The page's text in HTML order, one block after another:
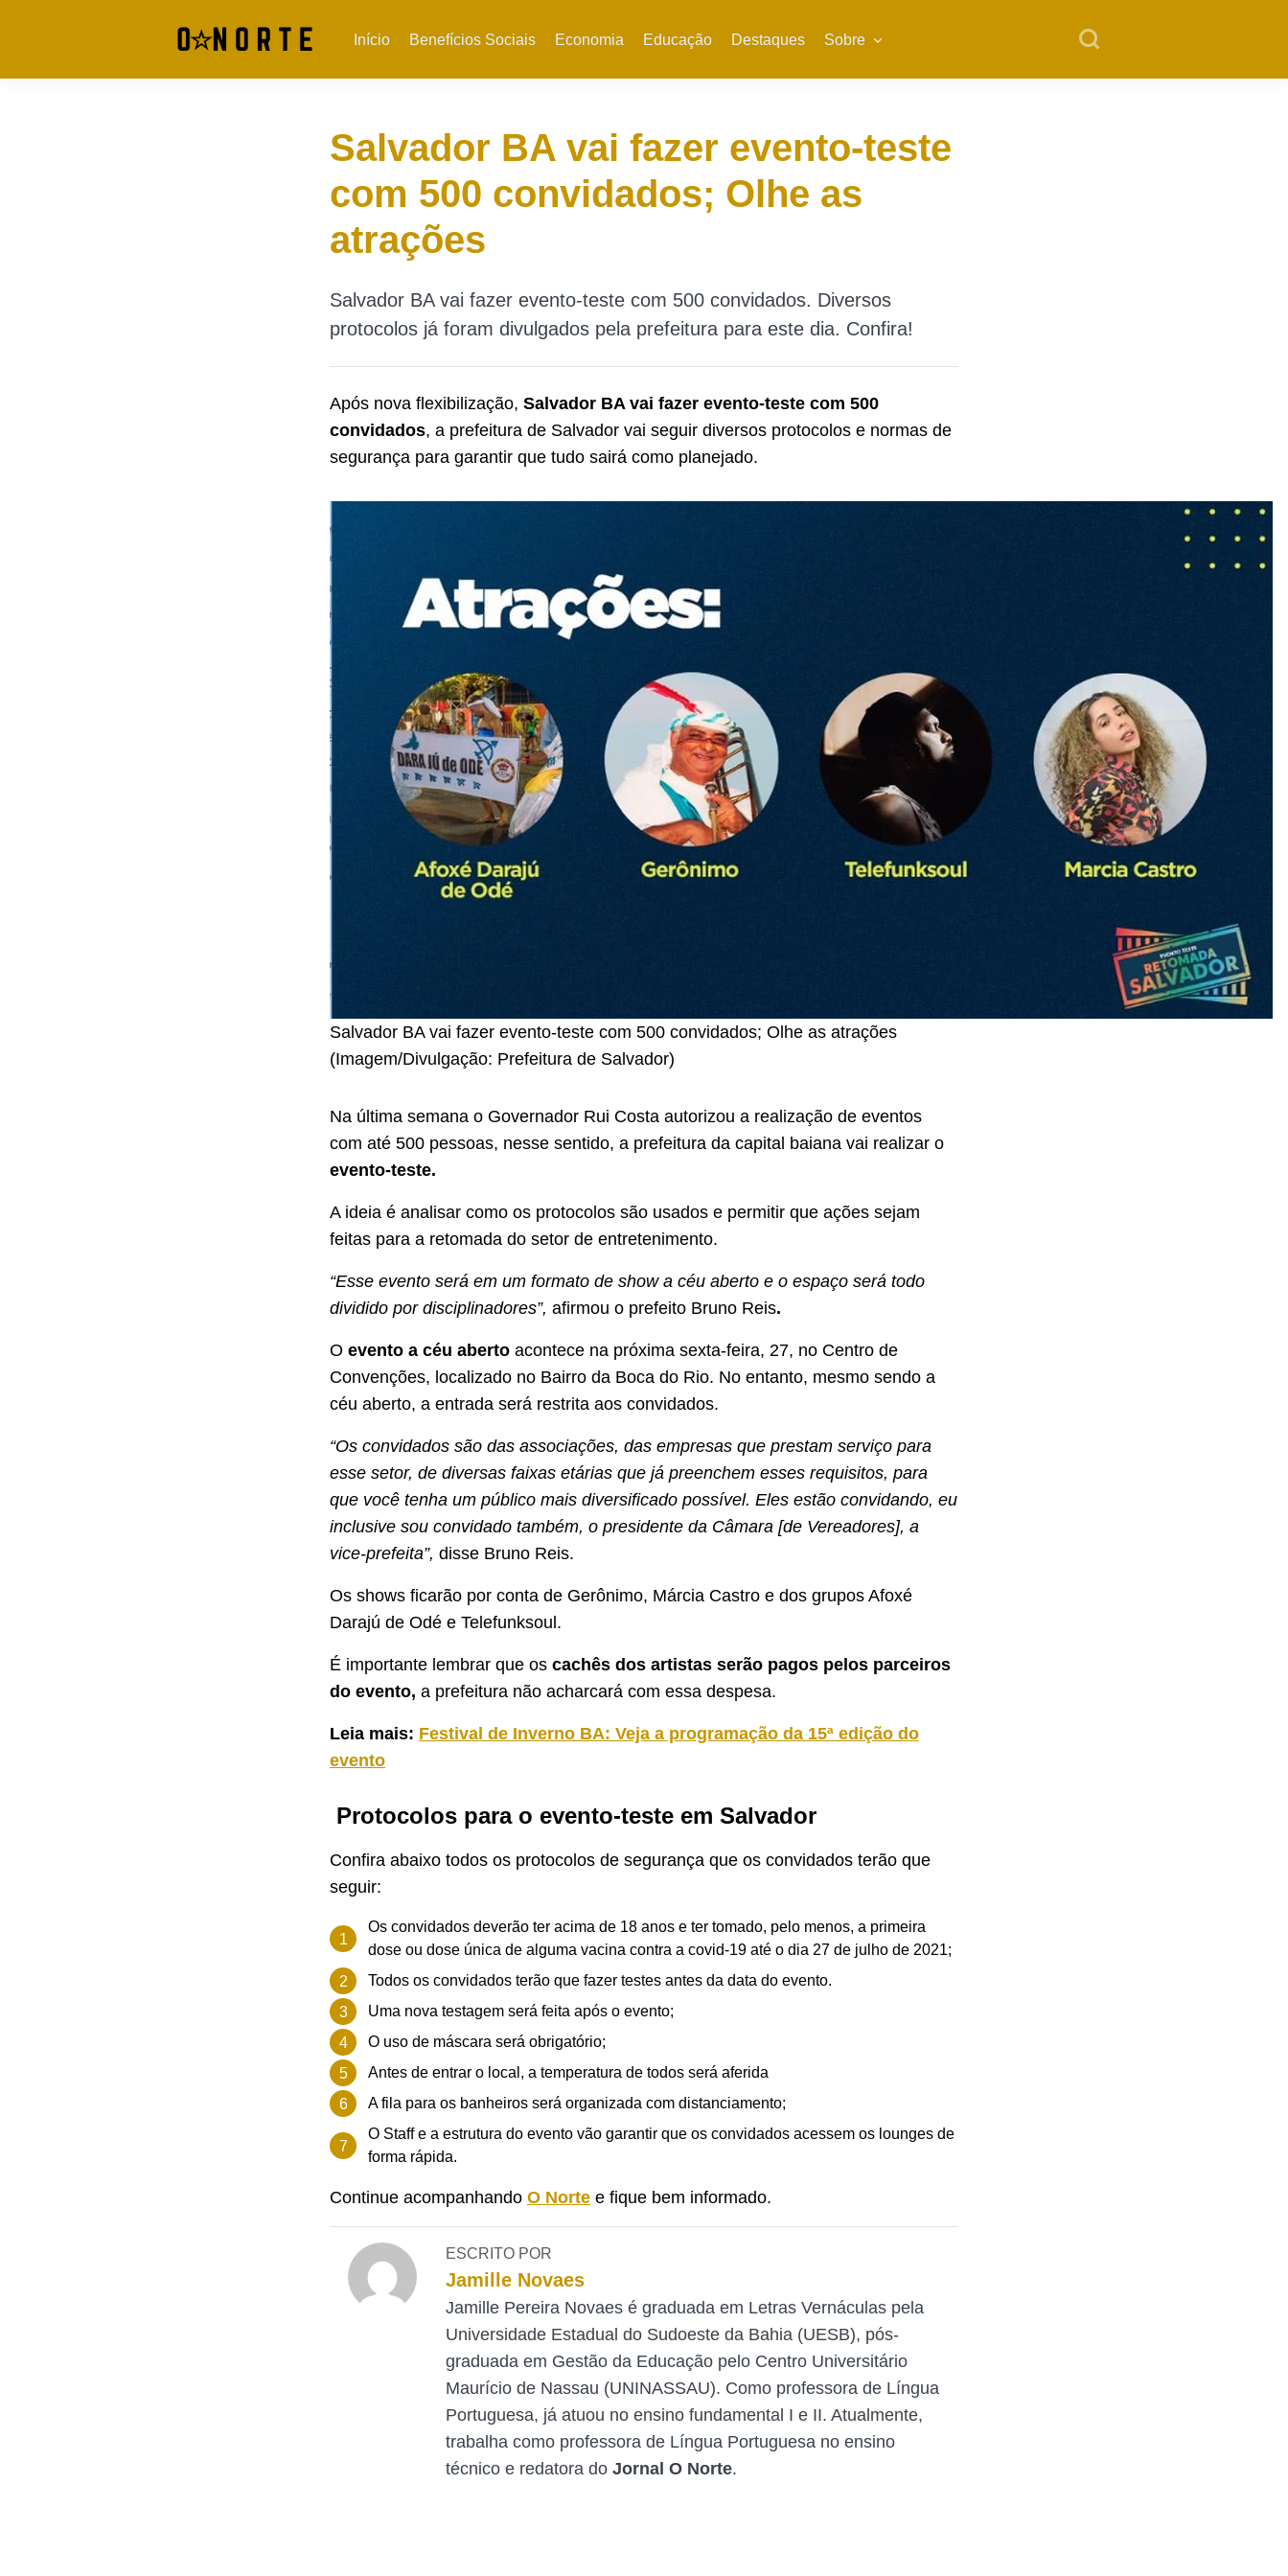
Início Benefícios Sociais Economia Educação Destaques Sobre
Salvador BA vai fazer evento-teste
com 500 convidados; Olhe as
atrações
Salvador BA vai fazer evento-teste com 500 convidados. Diversos
protocolos já foram divulgados pela prefeitura para este dia. Confira!
Após nova flexibilização, Salvador BA vai fazer evento-teste com 500
convidados, a prefeitura de Salvador vai seguir diversos protocolos e normas de
segurança para garantir que tudo sairá como planejado.
Salvador BA vai fazer evento-teste com 500 convidados; Olhe as atrações
(Imagem/Divulgação: Prefeitura de Salvador)
Na última semana o Governador Rui Costa autorizou a realização de eventos
com até 500 pessoas, nesse sentido, a prefeitura da capital baiana vai realizar o
evento-teste.
A ideia é analisar como os protocolos são usados e permitir que ações sejam
feitas para a retomada do setor de entretenimento.
“Esse evento será em um formato de show a céu aberto e o espaço será todo
dividido por disciplinadores”, afirmou o prefeito Bruno Reis.
O evento a céu aberto acontece na próxima sexta-feira, 27, no Centro de
Convenções, localizado no Bairro da Boca do Rio. No entanto, mesmo sendo a
céu aberto, a entrada será restrita aos convidados.
“Os convidados são das associações, das empresas que prestam serviço para
esse setor, de diversas faixas etárias que já preenchem esses requisitos, para
que você tenha um público mais diversificado possível. Eles estão convidando, eu
inclusive sou convidado também, o presidente da Câmara [de Vereadores], a
vice-prefeita”, disse Bruno Reis.
Os shows ficarão por conta de Gerônimo, Márcia Castro e dos grupos Afoxé
Darajú de Odé e Telefunksoul.
É importante lembrar que os cachês dos artistas serão pagos pelos parceiros
do evento, a prefeitura não acharcará com essa despesa.
Leia mais: Festival de Inverno BA: Veja a programação da 15ª edição do
evento
Protocolos para o evento-teste em Salvador
Confira abaixo todos os protocolos de segurança que os convidados terão que
seguir:
Os convidados deverão ter acima de 18 anos e ter tomado, pelo menos, a primeira
dose ou dose única de alguma vacina contra a covid-19 até o dia 27 de julho de 2021;
Todos os convidados terão que fazer testes antes da data do evento.
Uma nova testagem será feita após o evento;
O uso de máscara será obrigatório;
Antes de entrar o local, a temperatura de todos será aferida
A fila para os banheiros será organizada com distanciamento;
O Staff e a estrutura do evento vão garantir que os convidados acessem os lounges de
forma rápida.
Continue acompanhando O Norte e fique bem informado.
ESCRITO POR
Jamille Novaes
Jamille Pereira Novaes é graduada em Letras Vernáculas pela
Universidade Estadual do Sudoeste da Bahia (UESB), pós-
graduada em Gestão da Educação pelo Centro Universitário
Maurício de Nassau (UNINASSAU). Como professora de Língua
Portuguesa, já atuou no ensino fundamental I e II. Atualmente,
trabalha como professora de Língua Portuguesa no ensino
técnico e redatora doJornal O Norte.